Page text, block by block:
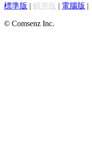
標準版 | 觸屏版 | 電腦版 |
© Comsenz Inc.